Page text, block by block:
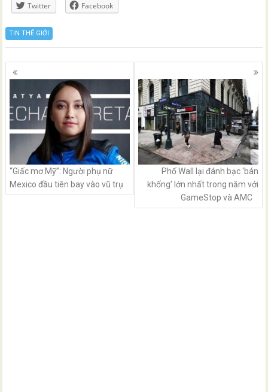
Twitter Facebook
TIN THẾ GIỚI
Posts
navigation
“Giấc mơ Mỹ”: Người phụ nữ
Mexico đầu tiên bay vào vũ trụ
Phố Wall lại đánh bạc ‘bán
khống’ lớn nhất trong năm với
GameStop và AMC